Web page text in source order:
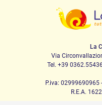
La
Via
Tel. +39
P.iva: 02999690965
R.E.A.